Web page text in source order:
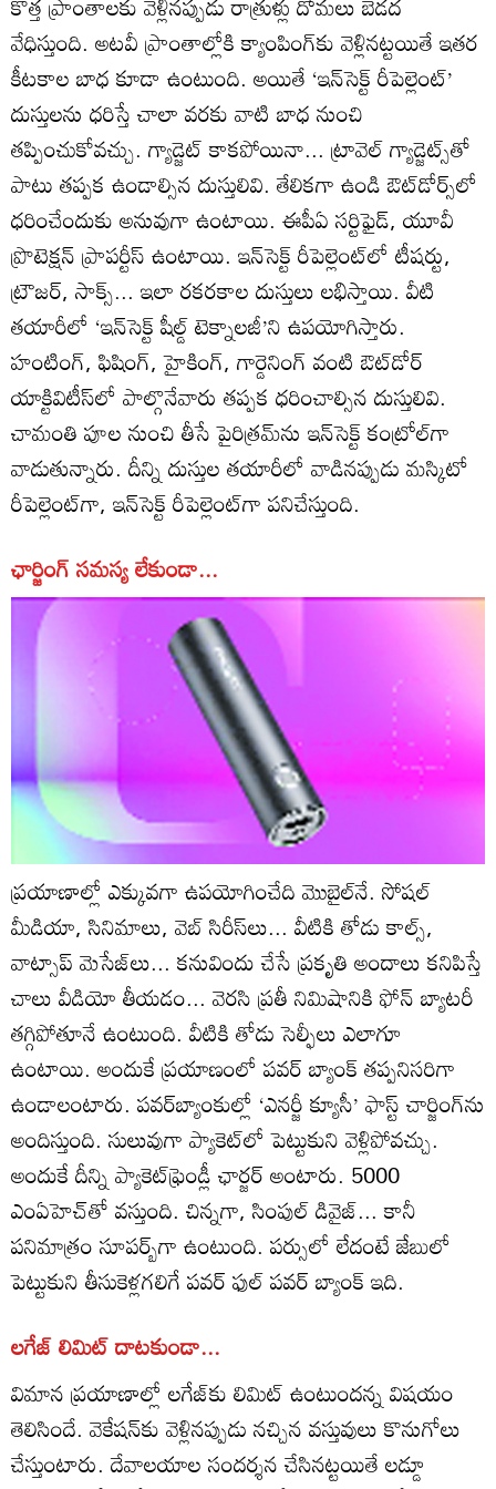
వేధిస్తుంది. అటవీ ప్రాంతాల్లోకి క్యాంపింగ్‌కు వెళ్లినట్టయితే ఇతర
కీటకాల బాధ కూడా ఉంటుంది. అయితే ‘ఇన్‌సెక్ట్‌ రీపెల్లెంట్‌’
దుస్తులను ధరిస్తే చాలా వరకు వాటి బాధ నుంచి
తప్పించుకోవచ్చు. గ్యాడ్జెట్‌ కాకపోయినా... ట్రావెల్‌ గ్యాడ్జెట్స్‌తో
పాటు తప్పక ఉండాల్సిన దుస్తులివి. తేలికగా ఉండి ఔట్‌డోర్స్‌లో
ధరించేందుకు అనువుగా ఉంటాయి. ఈపీఏ సర్టిఫైడ్‌, యూవీ
ప్రొటెక్షన్‌ ప్రాపర్టీస్‌ ఉంటాయి. ఇన్‌సెక్ట్‌ రీపెల్లెంట్‌లో టీషర్టు,
ట్రౌజర్‌, సాక్స్‌... ఇలా రకరకాల దుస్తులు లభిస్తాయి. వీటి
తయారీలో ‘ఇన్‌సెక్ట్‌ షీల్డ్‌ టెక్నాలజీ’ని ఉపయోగిస్తారు.
హంటింగ్‌, ఫిషింగ్‌, హైకింగ్‌, గార్డెనింగ్‌ వంటి ఔట్‌డోర్‌
యాక్టివిటీస్‌లో పాల్గొనేవారు తప్పక ధరించాల్సిన దుస్తులివి.
చామంతి పూల నుంచి తీసే పైరిత్రమ్‌ను ఇన్‌సెక్ట్‌ కంట్రోల్‌గా
వాడుతున్నారు. దీన్ని దుస్తుల తయారీలో వాడినప్పుడు మస్కిటో
రీపెల్లెంట్‌గా, ఇన్‌సెక్ట్‌ రీపెల్లెంట్‌గా పనిచేస్తుంది.
ఛార్జింగ్‌ సమస్య లేకుండా...
ప్రయాణాల్లో ఎక్కువగా ఉపయోగించేది మొబైల్‌నే. సోషల్‌
మీడియా, సినిమాలు, వెబ్‌ సిరీస్‌లు... వీటికి తోడు కాల్స్‌,
వాట్సాప్‌ మెసేజ్‌లు... కనువిందు చేసే ప్రకృతి అందాలు కనిపిస్తే
చాలు వీడియో తీయడం... వెరసి ప్రతీ నిమిషానికి ఫోన్‌ బ్యాటరీ
తగ్గిపోతూనే ఉంటుంది. వీటికి తోడు సెల్ఫీలు ఎలాగూ
ఉంటాయి. అందుకే ప్రయాణంలో పవర్‌ బ్యాంక్‌ తప్పనిసరిగా
ఉండాలంటారు. పవర్‌బ్యాంకుల్లో ‘ఎనర్జీ క్యూసీ’ ఫాస్ట్‌ చార్జింగ్‌ను
అందిస్తుంది. సులువుగా ప్యాకెట్‌లో పెట్టుకుని వెళ్లిపోవచ్చు.
అందుకే దీన్ని ప్యాకెట్‌ఫ్రెండ్లీ ఛార్జర్‌ అంటారు. 5000
ఎంఏహెచ్‌తో వస్తుంది. చిన్నగా, సింపుల్‌ డివైజ్‌... కానీ
పనిమాత్రం సూపర్బ్‌గా ఉంటుంది. పర్సులో లేదంటే జేబులో
పెట్టుకుని తీసుకెళ్లగలిగే పవర్‌ ఫుల్‌ పవర్‌ బ్యాంక్‌ ఇది.
లగేజ్‌ లిమిట్‌ దాటకుండా...
విమాన ప్రయాణాల్లో లగేజ్‌కు లిమిట్‌ ఉంటుందన్న విషయం
తెలిసిందే. వెకేషన్‌కు వెళ్లినప్పుడు నచ్చిన వస్తువులు కొనుగోలు
చేస్తుంటారు. దేవాలయాల సందర్శన చేసినట్టయితే లడ్డూ